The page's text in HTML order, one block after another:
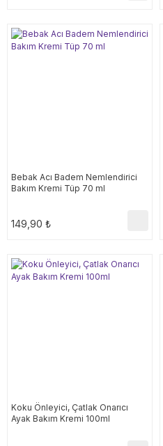
Bebak Acı Badem Nemlendirici
Bakım Kremi Tüp 70 ml
149,90 ₺
Koku Önleyici, Çatlak Onarıcı
Ayak Bakım Kremi 100ml